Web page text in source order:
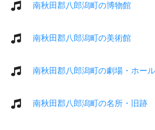
南秋田郡八郎潟町の博物館
南秋田郡八郎潟町の美術館
南秋田郡八郎潟町の劇場・ホール
南秋田郡八郎潟町の名所・旧跡